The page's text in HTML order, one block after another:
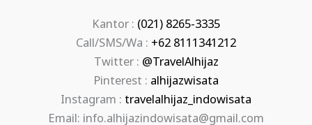
Kantor : (021) 8265-3335
Call/SMS/Wa : +62 8111341212
Twitter : @TravelAlhijaz
Pinterest : alhijazwisata
Instagram : travelalhijaz_indowisata
Email: info.alhijazindowisata@gmail.com